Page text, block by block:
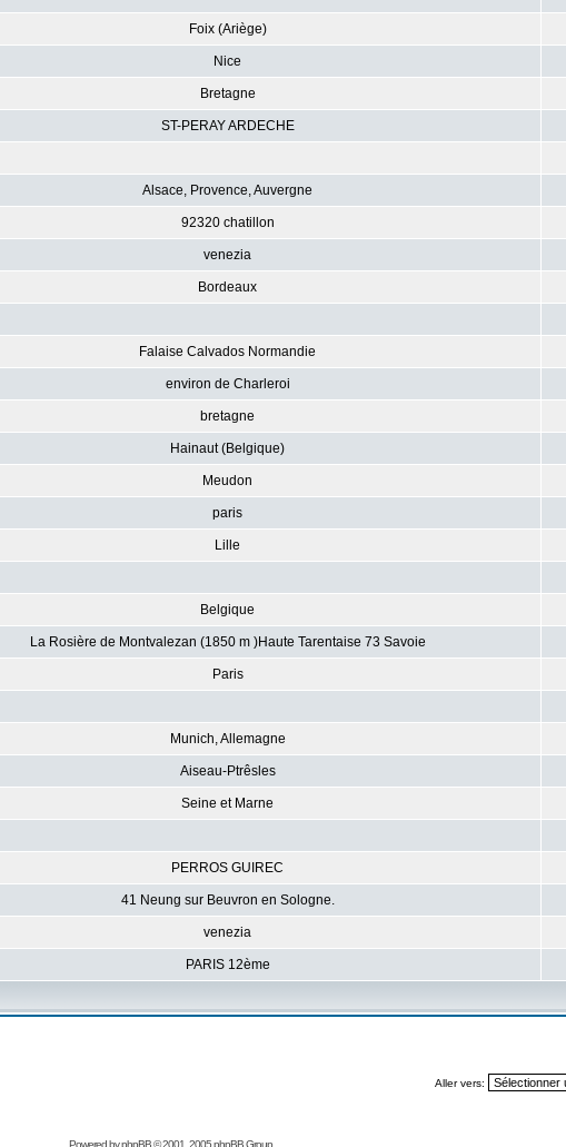
Foix (Ariège)
Nice
Bretagne
ST-PERAY ARDECHE
Alsace, Provence, Auvergne
92320 chatillon
venezia
Bordeaux
Falaise Calvados Normandie
environ de Charleroi
bretagne
Hainaut (Belgique)
Meudon
paris
Lille
Belgique
La Rosière de Montvalezan (1850 m )Haute Tarentaise 73 Savoie
Paris
Munich, Allemagne
Aiseau-Ptrêsles
Seine et Marne
PERROS GUIREC
41 Neung sur Beuvron en Sologne.
venezia
PARIS 12ème
Aller vers:
Powered byphpBB© 2001, 2005 phpBB Group